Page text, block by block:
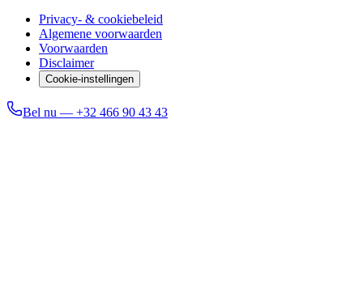
Privacy- & cookiebeleid
Algemene voorwaarden
Voorwaarden
Disclaimer
Cookie-instellingen
Bel nu — +32 466 90 43 43